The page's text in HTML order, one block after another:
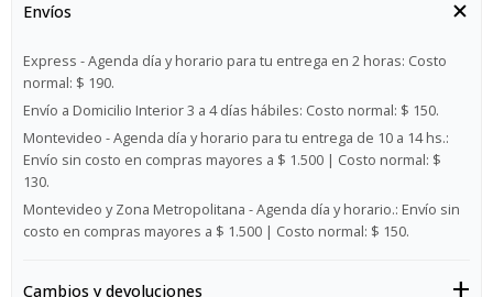
Envíos
Express - Agenda día y horario para tu entrega en 2 horas: Costo
normal: $ 190.
Envío a Domicilio Interior 3 a 4 días hábiles: Costo normal: $ 150.
Montevideo - Agenda día y horario para tu entrega de 10 a 14 hs.:
Envío sin costo en compras mayores a $ 1.500 | Costo normal: $
130.
Montevideo y Zona Metropolitana - Agenda día y horario.: Envío sin
costo en compras mayores a $ 1.500 | Costo normal: $ 150.
Cambios y devoluciones